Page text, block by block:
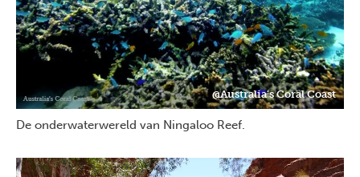
@Australia's Coral Coast
De onderwaterwereld van Ningaloo Reef.